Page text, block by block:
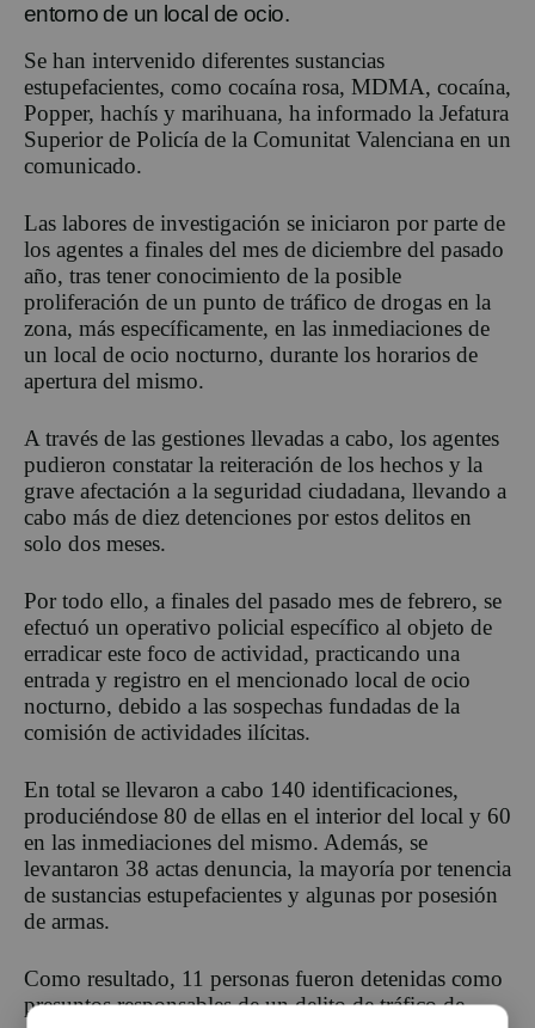
entorno de un local de ocio.
Se han intervenido diferentes sustancias
estupefacientes, como cocaína rosa, MDMA, cocaína,
Popper, hachís y marihuana, ha informado la Jefatura
Superior de Policía de la Comunitat Valenciana en un
comunicado.
Las labores de investigación se iniciaron por parte de
los agentes a finales del mes de diciembre del pasado
año, tras tener conocimiento de la posible
proliferación de un punto de tráfico de drogas en la
zona, más específicamente, en las inmediaciones de
un local de ocio nocturno, durante los horarios de
apertura del mismo.
A través de las gestiones llevadas a cabo, los agentes
pudieron constatar la reiteración de los hechos y la
grave afectación a la seguridad ciudadana, llevando a
cabo más de diez detenciones por estos delitos en
solo dos meses.
Por todo ello, a finales del pasado mes de febrero, se
efectuó un operativo policial específico al objeto de
erradicar este foco de actividad, practicando una
entrada y registro en el mencionado local de ocio
nocturno, debido a las sospechas fundadas de la
comisión de actividades ilícitas.
En total se llevaron a cabo 140 identificaciones,
produciéndose 80 de ellas en el interior del local y 60
en las inmediaciones del mismo. Además, se
levantaron 38 actas denuncia, la mayoría por tenencia
de sustancias estupefacientes y algunas por posesión
de armas.
Como resultado, 11 personas fueron detenidas como
presuntos responsables de un delito de tráfico de